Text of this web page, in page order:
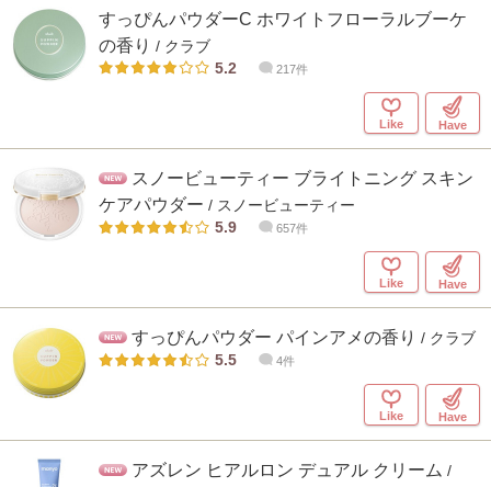
すっぴんパウダーC ホワイトフローラルブーケ
の香り / クラブ
5.2
217件
Like Have
スノービューティー ブライトニング スキン
ケアパウダー / スノービューティー
5.9
657件
Like Have
すっぴんパウダー パインアメの香り / クラブ
5.5
4件
Like Have
アズレン ヒアルロン デュアル クリーム /